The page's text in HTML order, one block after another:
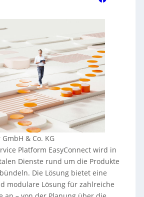
& Co. KG
Platform EasyConnect wird in
Dienste rund um die Produkte
Die Lösung bietet eine
modulare Lösung für zahlreiche